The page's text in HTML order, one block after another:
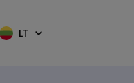
LT